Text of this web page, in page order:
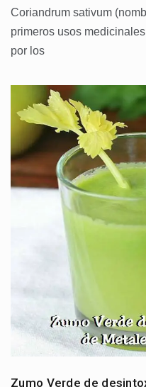
Coriandrum sativum
primeros usos
por los
Zumo Verde de